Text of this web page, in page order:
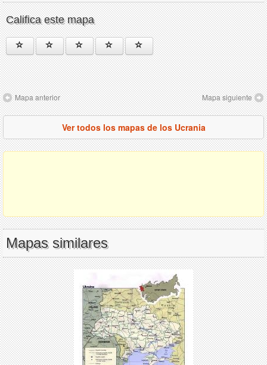
Califica este mapa
Mapa anterior Mapa siguiente
Ver todos los mapas de los Ucrania
Mapas similares